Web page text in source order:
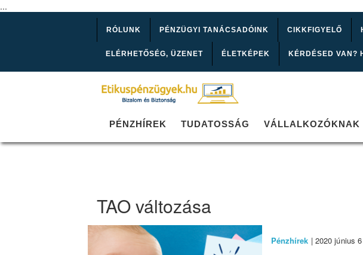
...
RÓLUNK PÉNZÜGYI TANÁCSADÓINK CIKKFIGYELŐ
ELÉRHETŐSÉG, ÜZENET ÉLETKÉPEK KÉRDÉSED VAN?
PÉNZHÍREK TUDATOSSÁG VÁLLALKOZÓKNAK
TAO változása
Pénzhírek | 2020 június 6